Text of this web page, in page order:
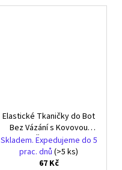
Elastické Tkaničky do Bot
Bez Vázání s Kovovou
Sponou, Červené, 100 cm
Skladem. Expedujeme do 5
prac. dnů (>5 ks)
67 Kč